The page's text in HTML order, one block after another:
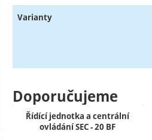
Varianty
Doporučujeme
Řídící jednotka a centrální
ovládání SEC - 20 BF